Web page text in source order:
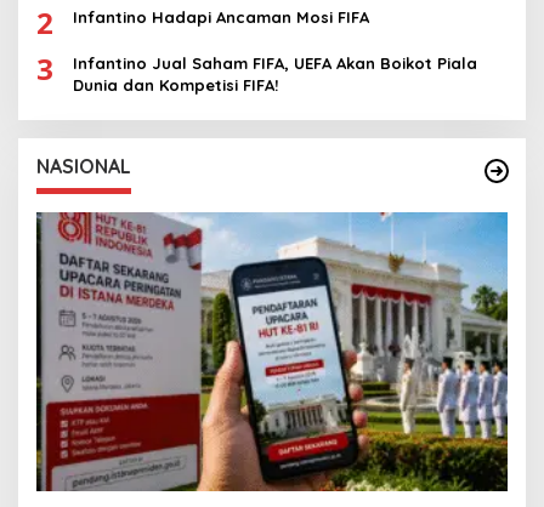
2 Infantino Hadapi Ancaman Mosi FIFA
3
Infantino Jual Saham FIFA, UEFA Akan Boikot Piala
Dunia dan Kompetisi FIFA!
NASIONAL